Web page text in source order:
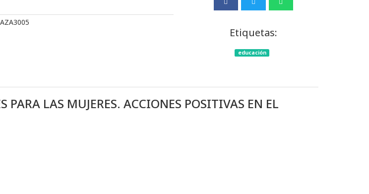
AZA3005
Etiquetas:
educación
LAS MUJERES. ACCIONES POSITIVAS EN EL